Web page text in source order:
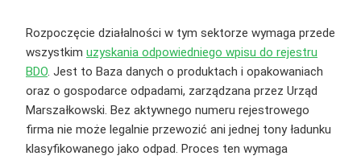
Rozpoczęcie działalności w tym sektorze wymaga przede
wszystkim uzyskania odpowiedniego wpisu do rejestru
BDO. Jest to Baza danych o produktach i opakowaniach
oraz o gospodarce odpadami, zarządzana przez Urząd
Marszałkowski. Bez aktywnego numeru rejestrowego
firma nie może legalnie przewozić ani jednej tony ładunku
klasyfikowanego jako odpad. Proces ten wymaga